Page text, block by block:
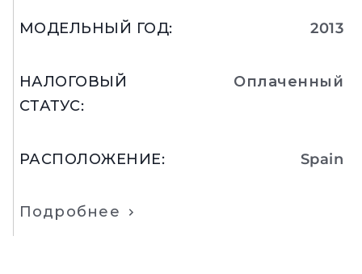
МОДЕЛЬНЫЙ ГОД: 2013
НАЛОГОВЫЙ
СТАТУС:
Оплаченный
РАСПОЛОЖЕНИЕ: Spain
Подробнее